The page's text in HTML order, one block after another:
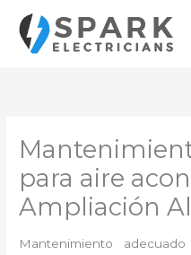
contenido
para aire
Ampliación
Mantenimiento